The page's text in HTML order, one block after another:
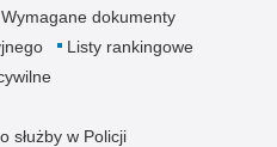
Wymagane dokumenty
Listy rankingowe
służby w Policji